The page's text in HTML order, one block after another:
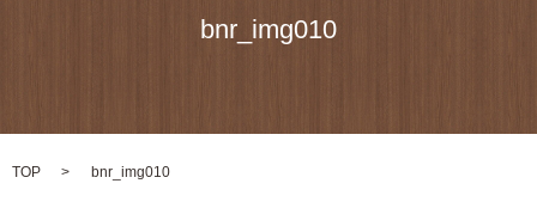
bnr_img010
TOP bnr_img010